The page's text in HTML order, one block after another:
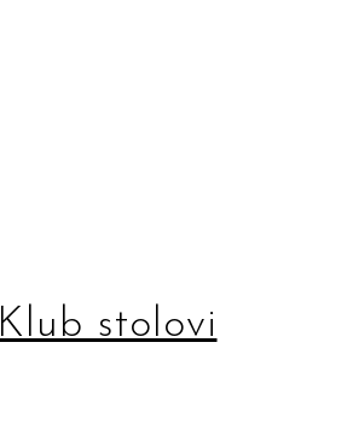
Klub stolovi